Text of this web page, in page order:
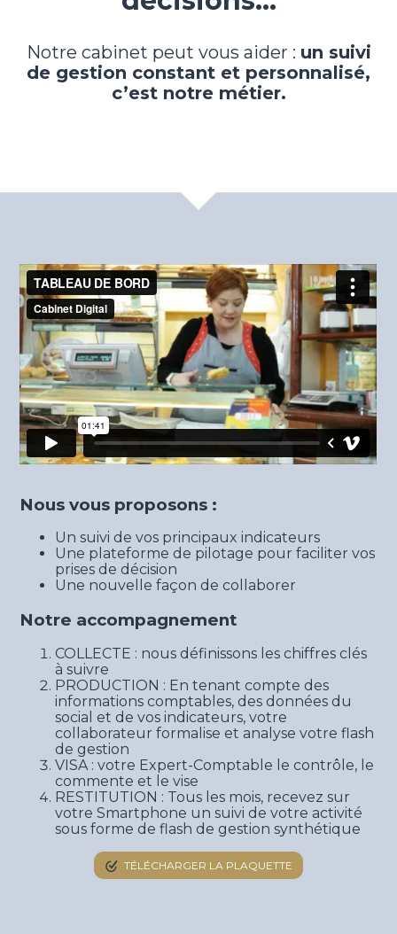
Notre cabinet peut vous aider : un suivi
de gestion constant et personnalisé,
c’est notre métier.
Nous vous proposons :
Un suivi de vos principaux indicateurs
Une plateforme de pilotage pour faciliter vos
prises de décision
Une nouvelle façon de collaborer
Notre accompagnement
COLLECTE : nous définissons les chiffres clés
à suivre
PRODUCTION : En tenant compte des
informations comptables, des données du
social et de vos indicateurs, votre
collaborateur formalise et analyse votre flash
de gestion
VISA : votre Expert-Comptable le contrôle, le
commente et le vise
RESTITUTION : Tous les mois, recevez sur
votre Smartphone un suivi de votre activité
sous forme de flash de gestion synthétique
TÉLÉCHARGER LA PLAQUETTE